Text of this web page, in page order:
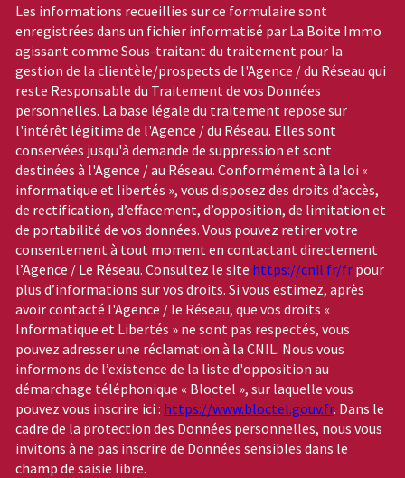
Les informations recueillies sur ce formulaire sont
enregistrées dans un fichier informatisé par La Boite Immo
agissant comme Sous-traitant du traitement pour la
gestion de la clientèle/prospects de l'Agence / du Réseau qui
reste Responsable du Traitement de vos Données
personnelles. La base légale du traitement repose sur
l'intérêt légitime de l'Agence / du Réseau. Elles sont
conservées jusqu'à demande de suppression et sont
destinées à l'Agence / au Réseau. Conformément à la loi «
informatique et libertés », vous disposez des droits d’accès,
de rectification, d’effacement, d’opposition, de limitation et
de portabilité de vos données. Vous pouvez retirer votre
consentement à tout moment en contactant directement
l’Agence / Le Réseau. Consultez le site https://cnil.fr/fr pour
plus d’informations sur vos droits. Si vous estimez, après
avoir contacté l'Agence / le Réseau, que vos droits «
Informatique et Libertés » ne sont pas respectés, vous
pouvez adresser une réclamation à la CNIL. Nous vous
informons de l’existence de la liste d'opposition au
démarchage téléphonique « Bloctel », sur laquelle vous
pouvez vous inscrire ici : https://www.bloctel.gouv.fr. Dans le
cadre de la protection des Données personnelles, nous vous
invitons à ne pas inscrire de Données sensibles dans le
champ de saisie libre.